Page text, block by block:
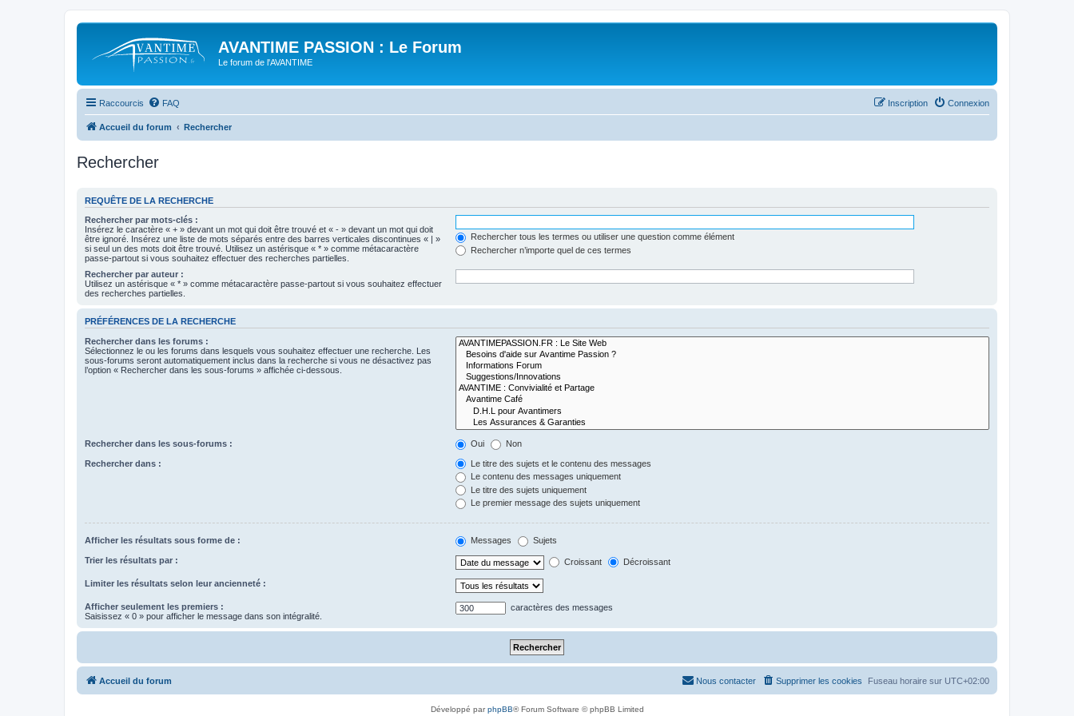
AVANTIME PASSION : Le Forum
Le forum de l'AVANTIME
Raccourcis FAQ Connexion
Inscription
Accueil du forum Rechercher
Rechercher
REQUÊTE DE LA RECHERCHE
Rechercher par mots-clés :
Insérez le caractère « + » devant un mot qui doit être trouvé et « - » devant un mot qui doit
être ignoré. Insérez une liste de mots séparés entre des barres verticales discontinues « | »
si seul un des mots doit être trouvé. Utilisez un astérisque « * » comme métacaractère
passe-partout si vous souhaitez effectuer des recherches partielles.
Rechercher tous les termes ou utiliser une question comme élément
Rechercher n’importe quel de ces termes
Rechercher par auteur :
Utilisez un astérisque « * » comme métacaractère passe-partout si vous souhaitez effectuer
des recherches partielles.
PRÉFÉRENCES DE LA RECHERCHE
Rechercher dans les forums :
Sélectionnez le ou les forums dans lesquels vous souhaitez effectuer une recherche. Les
sous-forums seront automatiquement inclus dans la recherche si vous ne désactivez pas
l’option « Rechercher dans les sous-forums » affichée ci-dessous.
Rechercher dans les sous-forums : Oui Non
Rechercher dans :
Le titre des sujets et le contenu des messages
Le contenu des messages uniquement
Le titre des sujets uniquement
Le premier message des sujets uniquement
Afficher les résultats sous forme de : Messages Sujets
Trier les résultats par : Croissant Décroissant
Limiter les résultats selon leur ancienneté :
Afficher seulement les premiers :
Saisissez « 0 » pour afficher le message dans son intégralité.
caractères des messages
Accueil du forum Fuseau horaire sur UTC+02:00
Supprimer les cookies
Nous contacter
Développé parphpBB® Forum Software © phpBB Limited